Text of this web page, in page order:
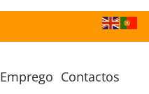
Emprego Contactos